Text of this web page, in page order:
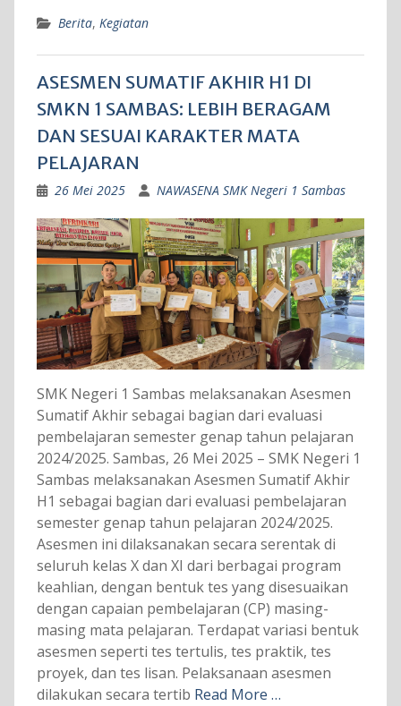
Berita, Kegiatan
ASESMEN SUMATIF AKHIR H1 DI
SMKN 1 SAMBAS: LEBIH BERAGAM
DAN SESUAI KARAKTER MATA
PELAJARAN
26 Mei 2025 NAWASENA SMK Negeri 1 Sambas
SMK Negeri 1 Sambas melaksanakan Asesmen
Sumatif Akhir sebagai bagian dari evaluasi
pembelajaran semester genap tahun pelajaran
2024/2025. Sambas, 26 Mei 2025 – SMK Negeri 1
Sambas melaksanakan Asesmen Sumatif Akhir
H1 sebagai bagian dari evaluasi pembelajaran
semester genap tahun pelajaran 2024/2025.
Asesmen ini dilaksanakan secara serentak di
seluruh kelas X dan XI dari berbagai program
keahlian, dengan bentuk tes yang disesuaikan
dengan capaian pembelajaran (CP) masing-
masing mata pelajaran. Terdapat variasi bentuk
asesmen seperti tes tertulis, tes praktik, tes
proyek, dan tes lisan. Pelaksanaan asesmen
dilakukan secara tertib Read More …